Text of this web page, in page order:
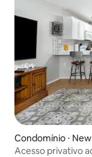
Condomínio ⋅
Acesso privativo